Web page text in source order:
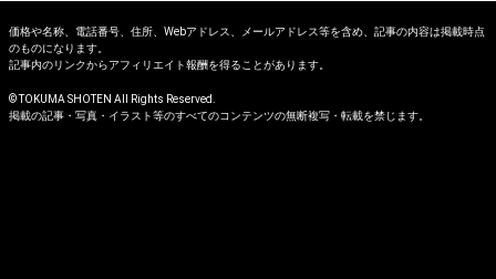
価格や名称、電話番号、住所、Webアドレス、メールアドレス等を含め、記事の内容は掲載時点
のものになります。
記事内のリンクからアフィリエイト報酬を得ることがあります。
© TOKUMA SHOTEN All Rights Reserved.
掲載の記事・写真・イラスト等のすべてのコンテンツの無断複写・転載を禁じます。